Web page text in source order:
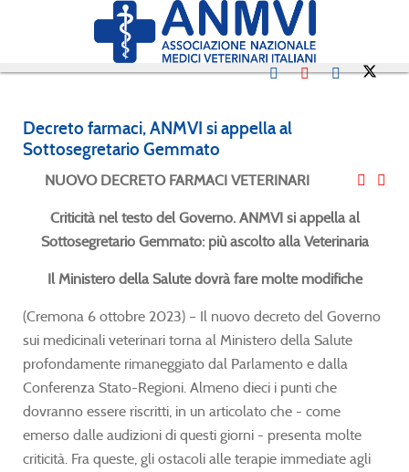
Decreto farmaci, ANMVI si appella al
Sottosegretario Gemmato
NUOVO DECRETO FARMACI VETERINARI
Criticità nel testo del Governo. ANMVI si appella al
Sottosegretario Gemmato: più ascolto alla Veterinaria
Il Ministero della Salute dovrà fare molte modifiche
(Cremona 6 ottobre 2023) – Il nuovo decreto del Governo
sui medicinali veterinari torna al Ministero della Salute
profondamente rimaneggiato dal Parlamento e dalla
Conferenza Stato-Regioni. Almeno dieci i punti che
dovranno essere riscritti, in un articolato che - come
emerso dalle audizioni di questi giorni - presenta molte
criticità. Fra queste, gli ostacoli alle terapie immediate agli